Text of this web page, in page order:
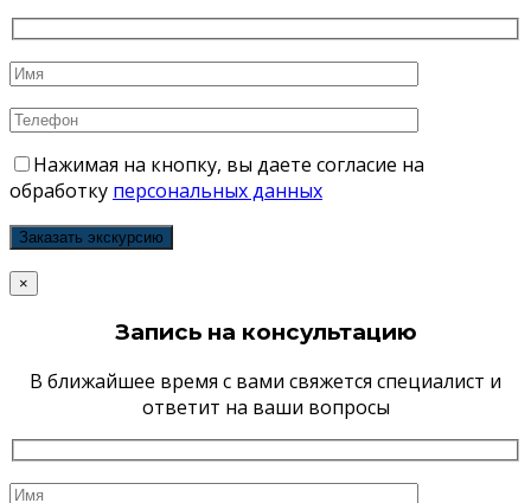
Нажимая на кнопку, вы даете согласие на
обработку персональных данных
×
Запись на консультацию
В ближайшее время с вами свяжется специалист и
ответит на ваши вопросы